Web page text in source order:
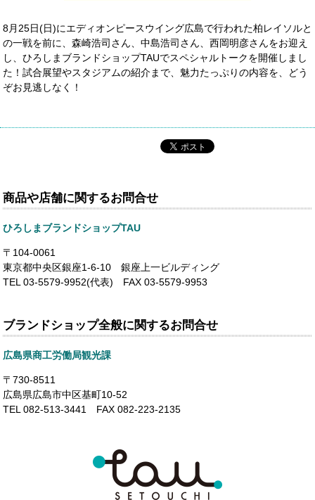
8月25日(日)にエディオンピースウイング広島で行われた柏レイソルと
の一戦を前に、森崎浩司さん、中島浩司さん、西岡明彦さんをお迎え
し、ひろしまブランドショップTAUでスペシャルトークを開催しまし
た！試合展望やスタジアムの紹介まで、魅力たっぷりの内容を、どう
ぞお見逃しなく！
商品や店舗に関するお問合せ
ひろしまブランドショップTAU
〒104-0061
東京都中央区銀座1-6-10 銀座上一ビルディング
TEL 03-5579-9952(代表) FAX 03-5579-9953
ブランドショップ全般に関するお問合せ
広島県商工労働局観光課
〒730-8511
広島県広島市中区基町10-52
TEL 082-513-3441 FAX 082-223-2135